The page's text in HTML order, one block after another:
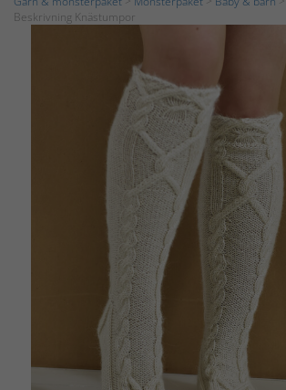
Beskrivning Knästumpor